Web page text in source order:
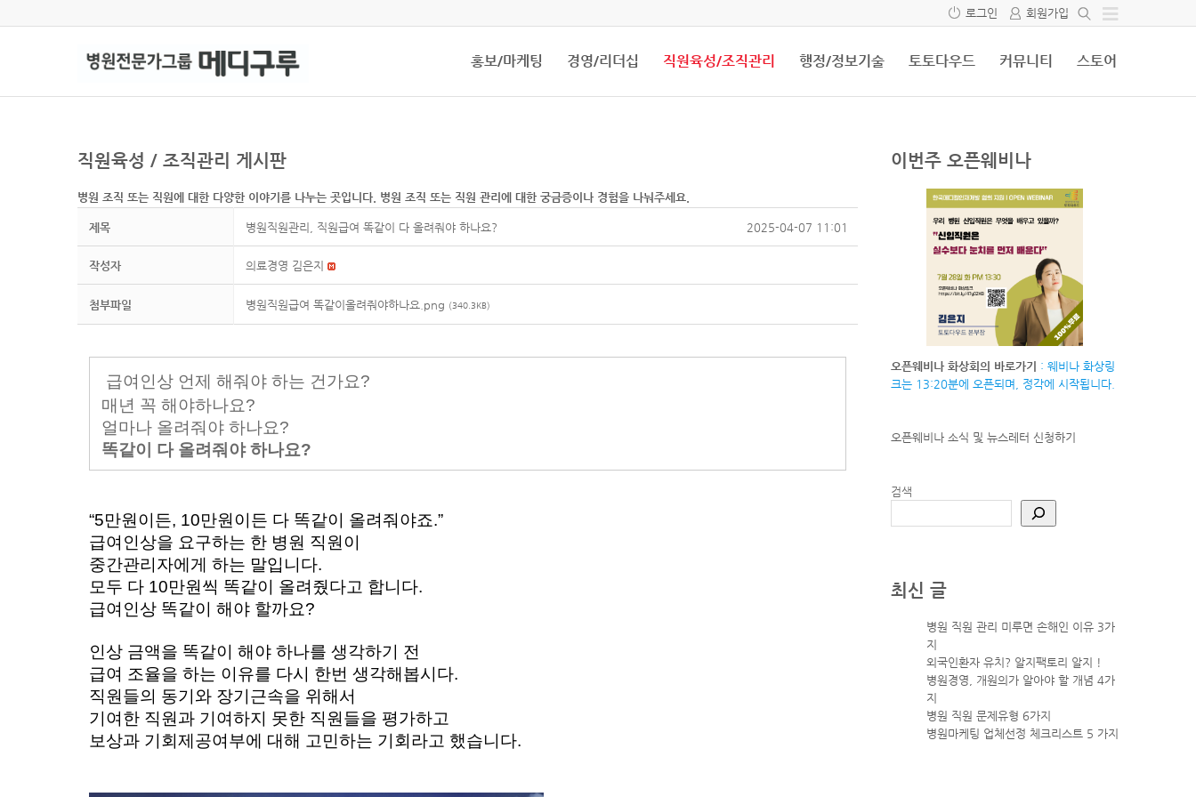
로그인 회원가입
홍보/마케팅 경영/리더십 직원육성/조직관리 행정/정보기술 토토다우드 커뮤니티 스토어
직원육성 / 조직관리 게시판
병원 조직 또는 직원에 대한 다양한 이야기를 나누는 곳입니다. 병원 조직 또는 직원 관리에 대한 궁금증이나 경험을 나눠주세요.
제목 병원직원관리, 직원급여 똑같이 다 올려줘야 하나요? 2025-04-07 11:01
작성자 의료경영 김은지
첨부파일 병원직원급여 똑같이올려줘야하나요.png (340.3KB)
급여인상 언제 해줘야 하는 건가요?
매년 꼭 해야하나요?
얼마나 올려줘야 하나요?
똑같이 다 올려줘야 하나요?
“5만원이든, 10만원이든 다 똑같이 올려줘야죠.”
급여인상을 요구하는 한 병원 직원이
중간관리자에게 하는 말입니다.
모두 다 10만원씩 똑같이 올려줬다고 합니다.
급여인상 똑같이 해야 할까요?
인상 금액을 똑같이 해야 하나를 생각하기 전
급여 조율을 하는 이유를 다시 한번 생각해봅시다.
직원들의 동기와 장기근속을 위해서
기여한 직원과 기여하지 못한 직원들을 평가하고
보상과 기회제공여부에 대해 고민하는 기회라고 했습니다.
이번주 오픈웨비나
오픈웨비나 화상회의 바로가기
: 웨비나 화상링
크는 13:20분에 오픈되며, 정각에 시작됩니다.
오픈웨비나 소식 및 뉴스레터 신청하기
검색
최신 글
병원 직원 관리 미루면 손해인 이유 3가
지
외국인환자 유치? 알지팩토리 알지 !
병원경영, 개원의가 알아야 할 개념 4가
지
병원 직원 문제유형 6가지
병원마케팅 업체선정 체크리스트 5 가지